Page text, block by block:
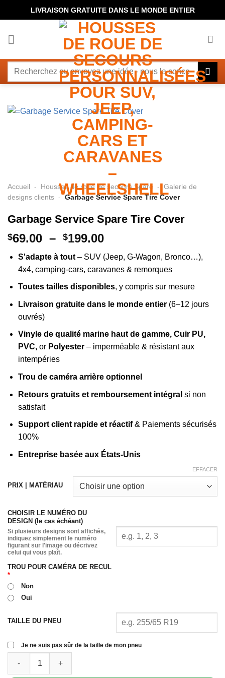
au
LIVRAISON GRATUITE DANS LE MONDE ENTIER
Rechercher
Accueil - Housses de roue de secours Spare -
Galerie de
designs clients - Garbage Service Spare Tire Cover
Garbage Service Spare Tire Cover
$69.00 – $199.00Plage
prix :
$69.00
à
$199.00
S'adapte à tout– SUV (Jeep, G-Wagon, Bronco…),
4x4, camping-cars, caravanes & remorques
Toutes tailles disponibles, y compris sur mesure
Livraison gratuite dans le monde entier(6–12 jours
ouvrés)
Vinyle de qualité marine haut de gamme, Cuir PU,
PVC,or Polyester– imperméable & résistant aux
intempéries
Trou de caméra arrière optionnel
Retours gratuits et remboursement intégral si non
satisfait
Support client rapide et réactif& Paiements sécurisés
100%
Entreprise basée aux États-Unis
PRIX | MATÉRIAU
EFFACER
CHOISIR LE NUMÉRO DU
DESIGN (le cas échéant)
Si plusieurs designs sont affichés,
indiquez simplement le numéro
figurant sur l'image ou décrivez
celui qui vous plaît.
TROU POUR CAMÉRA DE RECUL
*
Non
Oui
TAILLE DU PNEU
Je ne suis pas sûr de la taille de mon pneu